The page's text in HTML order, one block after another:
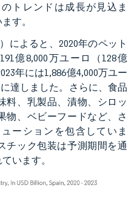
トレンドは成長が見込ま
す。
によると、2020年のペット
億8,000万ユーロ（128億
年には1,886億4,000万ユー
達しました。さらに、食品
料、乳製品、漬物、シロッ
物、ベビーフードなど、さ
ーションを包含していま
チック包装は予測期間を通
います。